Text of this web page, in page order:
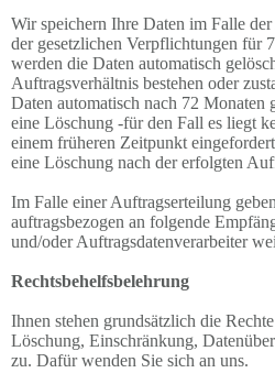
Wir speichern Ihre Daten im Falle
der gesetzlichen Verpflichtungen für
werden die Daten automatisch
Auftragsverhältnis bestehen oder
Daten automatisch nach 72 Monaten
eine Löschung -für den Fall es liegt
einem früheren Zeitpunkt
eine Löschung nach der erfolgten
Im Falle einer Auftragserteilung
auftragsbezogen an folgende
und/oder Auftragsdatenverarbeiter
Rechtsbehelfsbelehrung
Ihnen stehen grundsätzlich die
Löschung, Einschränkung,
zu. Dafür wenden Sie sich an uns.